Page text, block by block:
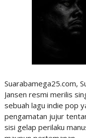
Suarabamega25.com,
Jansen resmi merilis
sebuah lagu indie pop
pengamatan jujur
sisi gelap perilaku